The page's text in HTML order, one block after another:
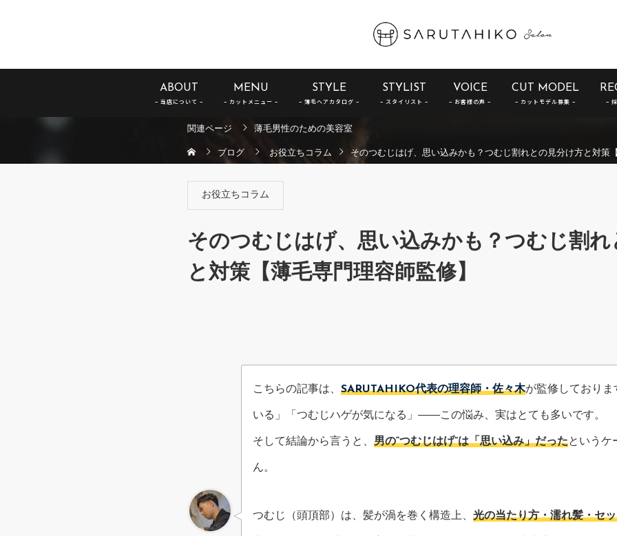
ABOUT MENU STYLE STYLIST VOICE CUT MODEL
関連ページ 薄毛男性のための美容室
ブログ お役立ちコラム そのつむじはげ、思い込みかも？つむじ割れとの見分け方と対策
お役立ちコラム
そのつむじはげ、思い込みかも？つむじ割
と対策【薄毛専門理容師監修】
こちらの記事は、 SARUTAHIKO代表の理容師・佐々木が監修しており
いる」「つむじハゲが気になる」――この悩み、実はとても多いです。
そして結論から言うと、 男の“つむじはげ”は「思い込み」だったというケ
ん。
つむじ（頭頂部）は、髪が渦を巻く構造上、 光の当たり方・濡れ髪・セ